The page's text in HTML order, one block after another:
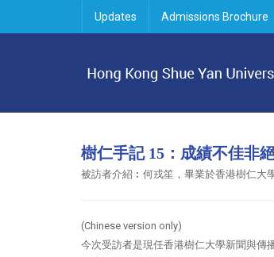
Updates Admissions Brochure
樹仁手記 15：成績不佳非
被訪者介紹︰ 何戎笙，畢業於香港樹仁大
(Chinese version only)
今次受訪者是現任香港樹仁大學新聞與傳